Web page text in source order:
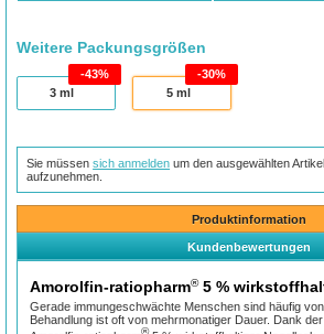
Weitere Packungsgrößen
3 ml
43%
5ml
30%
Sie müssensich anmelden um den ausgewählten
aufzunehmen.
Produktinformation
Kundenbewertungen
Amorolfin-ratiopharm®5 %
Gerade immungeschwächte Menschen sind häufig
Behandlung ist oft von mehrmonatiger Dauer. Dank